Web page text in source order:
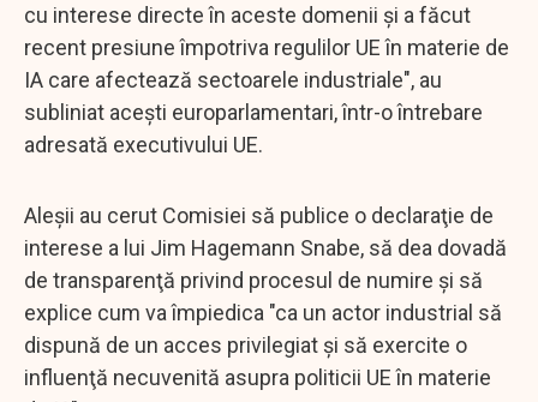
cu interese directe în aceste domenii şi a făcut
recent presiune împotriva regulilor UE în materie de
IA care afectează sectoarele industriale", au
subliniat aceşti europarlamentari, într-o întrebare
adresată executivului UE.
Aleşii au cerut Comisiei să publice o declaraţie de
interese a lui Jim Hagemann Snabe, să dea dovadă
de transparenţă privind procesul de numire şi să
explice cum va împiedica "ca un actor industrial să
dispună de un acces privilegiat şi să exercite o
influenţă necuvenită asupra politicii UE în materie